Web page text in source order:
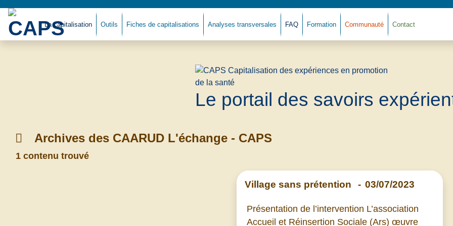
La capitalisation Outils Fiches de capitalisations Analyses transversales FAQ Formation Communauté Contact
Le portail des savoirs
Archives des CAARUD L'échange - CAPS
1 contenu trouvé
Village sans prétention - 03/07/2023
Présentation de l’intervention L’association
Accueil et Réinsertion Sociale (Ars) œuvre